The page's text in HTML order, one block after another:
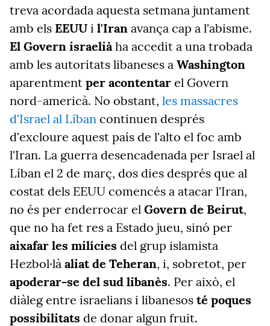
treva acordada aquesta setmana juntament
amb els EEUU i l'Iran avança cap a l'abisme.
El Govern israeliàha accedit a una trobada
amb les autoritats libaneses a Washington
aparentment per acontentar el Govern
nord-americà. No obstant, les massacres
d'Israel al Líban continuen després
d'excloure aquest país de l'alto el foc amb
l'Iran. La guerra desencadenada per Israel al
Líban el 2 de març, dos dies després que al
costat dels EEUU comencés a atacar l'Iran,
no és per enderrocar el Govern de Beirut,
que no ha fet res a Estado jueu, sinó per
aixafar les milícies del grup islamista
Hezbol·là aliat de Teheran, i, sobretot, per
apoderar-se del sud libanès. Per això, el
diàleg entre israelians i libanesos té poques
possibilitats de donar algun fruit.